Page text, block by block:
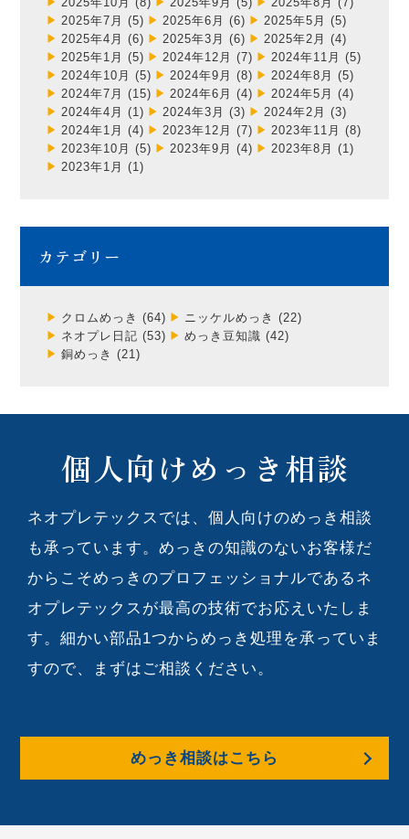
2025年7月
(5) 2025年6月 (6) 2025年5月
(5)
2025年4月
(6) 2025年3月 (6) 2025年2月
(4)
2025年1月
(5) 2024年12月 (7) 2024年11月
(5)
2024年10月
(5) 2024年9月 (8) 2024年8月
(5)
2024年7月
(15) 2024年6月 (4) 2024年5月
(4)
2024年4月
(1) 2024年3月 (3) 2024年2月
(3)
2024年1月
(4) 2023年12月 (7) 2023年11月
(8)
2023年10月
(5) 2023年9月 (4) 2023年8月
(1)
2023年1月
(1)
カテゴリー
クロムめっき (64) ニッケルめっき (22)
ネオプレ日記 (53) めっき豆知識 (42)
銅めっき (21)
個人向けめっき相談
ネオプレテックスでは、個人向けのめっき相談
も承っています。めっきの知識のないお客様だ
からこそめっきのプロフェッショナルであるネ
オプレテックスが最高の技術でお応えいたしま
す。細かい部品1つからめっき処理を承っていま
すので、まずはご相談ください。
めっき相談はこちら